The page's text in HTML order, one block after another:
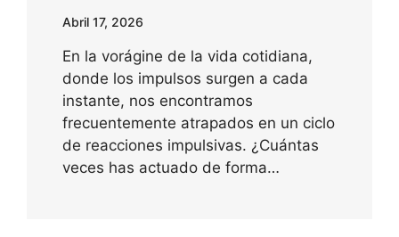
Abril 17, 2026
En la vorágine de la vida cotidiana,
donde los impulsos surgen a cada
instante, nos encontramos
frecuentemente atrapados en un ciclo
de reacciones impulsivas. ¿Cuántas
veces has actuado de forma…